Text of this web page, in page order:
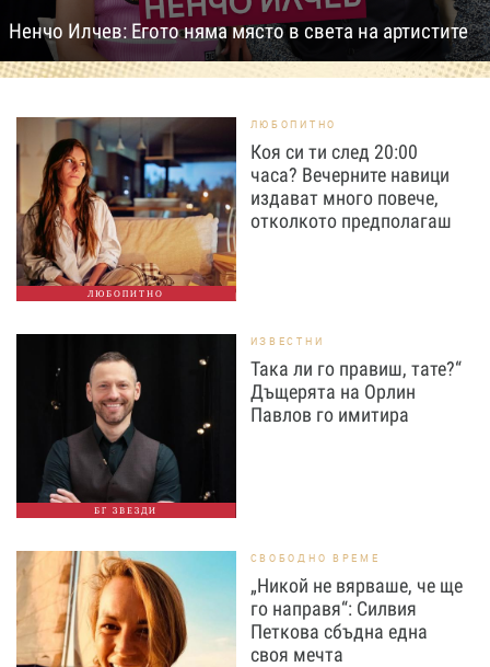
Ненчо Илчев: Егото няма място в света на артистите
ЛЮБОПИТНО
ЛЮБОПИТНО
Коя си ти след 20:00
часа? Вечерните навици
издават много повече,
отколкото предполагаш
БГ ЗВЕЗДИ
ИЗВЕСТНИ
Така ли го правиш, тате?“
Дъщерята на Орлин
Павлов го имитира
СВОБОДНО ВРЕМЕ
„Никой не вярваше, че ще
го направя“: Силвия
Петкова сбъдна една
своя мечта